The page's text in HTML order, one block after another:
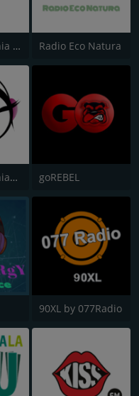
Radio Romania Oltenia-Craiova Radio Eco Natura
Radio Romanian Rock goREBEL
90XL by 077Radio